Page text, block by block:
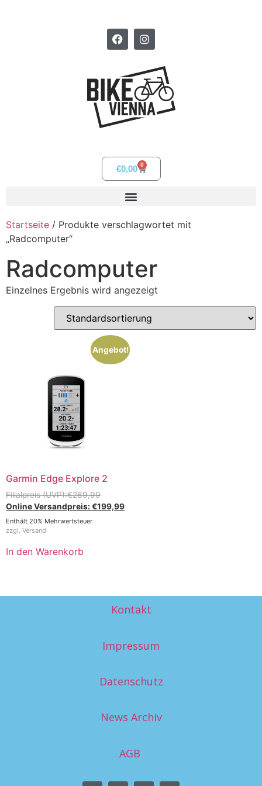
€0,00 0
Startseite / Produkte verschlagwortet mit
„Radcomputer“
Radcomputer
Einzelnes Ergebnis wird angezeigt
Angebot!
Garmin Edge Explore 2
€269,99
€199,99
Enthält 20% Mehrwertsteuer
zzgl. Versand
In den Warenkorb
Kontakt
Impressum
Datenschutz
News Archiv
AGB